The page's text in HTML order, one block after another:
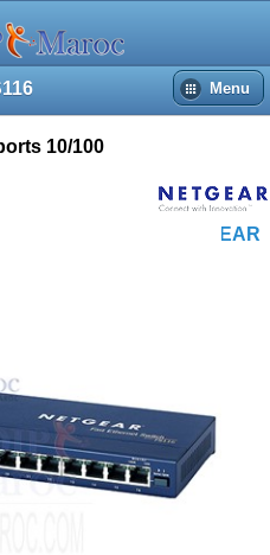
Menu
NETGEAR
10/100